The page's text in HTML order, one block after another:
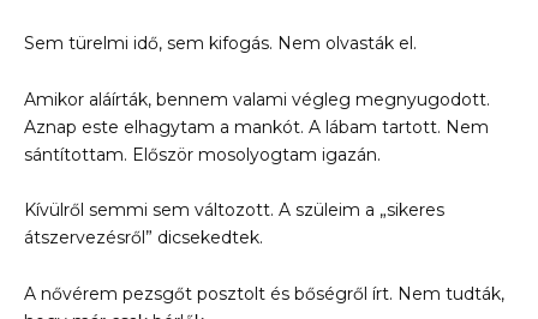
Sem türelmi idő, sem kifogás. Nem olvasták el.
Amikor aláírták, bennem valami végleg megnyugodott.
Aznap este elhagytam a mankót. A lábam tartott. Nem
sántítottam. Először mosolyogtam igazán.
Kívülről semmi sem változott. A szüleim a „sikeres
átszervezésről” dicsekedtek.
A nővérem pezsgőt posztolt és bőségről írt. Nem tudták,